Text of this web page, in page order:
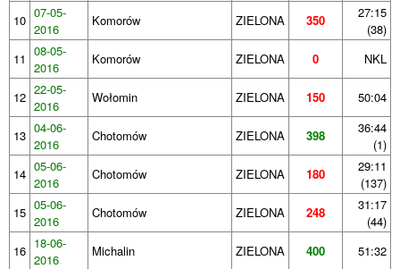
10 07-05-
2016
Komorów ZIELONA 350
27:15
(38)
11 08-05-
2016
Komorów ZIELONA 0 NKL
12 22-05-
2016
Wołomin ZIELONA 150 50:04
13 04-06-
2016
Chotomów ZIELONA 398
36:44
(1)
14 05-06-
2016
Chotomów ZIELONA 180
29:11
(137)
15 05-06-
2016
Chotomów ZIELONA 248
31:17
(44)
16 18-06-
2016
Michalin ZIELONA 400 51:32